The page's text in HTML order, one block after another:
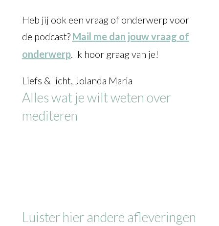
Heb jij ook een vraag of onderwerp voor
de podcast? Mail me dan jouw vraag of
onderwerp. Ik hoor graag van je!
Liefs & licht, Jolanda Maria
Alles wat je wilt weten over
mediteren
Luister hier andere afleveringen